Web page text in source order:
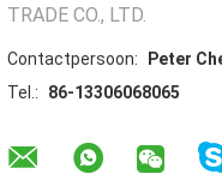
TRADE CO., LTD.
Contactpersoon:
Peter
Tel.:
86-13306068065